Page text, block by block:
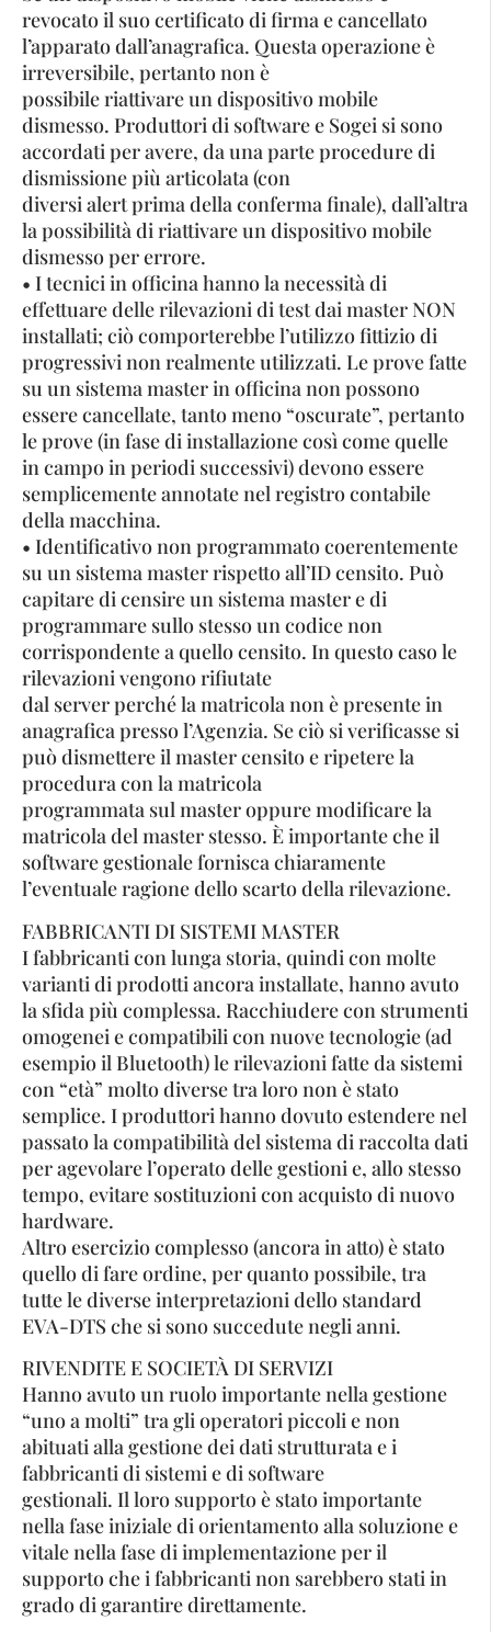
revocato il suo certificato di firma e cancellato
l’apparato dall’anagrafica. Questa operazione è
irreversibile, pertanto non è
possibile riattivare un dispositivo mobile
dismesso. Produttori di software e Sogei si sono
accordati per avere, da una parte procedure di
dismissione più articolata (con
diversi alert prima della conferma finale), dall’altra
la possibilità di riattivare un dispositivo mobile
dismesso per errore.
• I tecnici in officina hanno la necessità di
effettuare delle rilevazioni di test dai master NON
installati; ciò comporterebbe l’utilizzo fittizio di
progressivi non realmente utilizzati. Le prove fatte
su un sistema master in officina non possono
essere cancellate, tanto meno “oscurate”, pertanto
le prove (in fase di installazione così come quelle
in campo in periodi successivi) devono essere
semplicemente annotate nel registro contabile
della macchina.
• Identificativo non programmato coerentemente
su un sistema master rispetto all’ID censito. Può
capitare di censire un sistema master e di
programmare sullo stesso un codice non
corrispondente a quello censito. In questo caso le
rilevazioni vengono rifiutate
dal server perché la matricola non è presente in
anagrafica presso l’Agenzia. Se ciò si verificasse si
può dismettere il master censito e ripetere la
procedura con la matricola
programmata sul master oppure modificare la
matricola del master stesso. È importante che il
software gestionale fornisca chiaramente
l’eventuale ragione dello scarto della rilevazione.
FABBRICANTI DI SISTEMI MASTER
I fabbricanti con lunga storia, quindi con molte
varianti di prodotti ancora installate, hanno avuto
la sfida più complessa. Racchiudere con strumenti
omogenei e compatibili con nuove tecnologie (ad
esempio il Bluetooth) le rilevazioni fatte da sistemi
con “età” molto diverse tra loro non è stato
semplice. I produttori hanno dovuto estendere nel
passato la compatibilità del sistema di raccolta dati
per agevolare l’operato delle gestioni e, allo stesso
tempo, evitare sostituzioni con acquisto di nuovo
hardware.
Altro esercizio complesso (ancora in atto) è stato
quello di fare ordine, per quanto possibile, tra
tutte le diverse interpretazioni dello standard
EVA-DTS che si sono succedute negli anni.
RIVENDITE E SOCIETÀ DI SERVIZI
Hanno avuto un ruolo importante nella gestione
“uno a molti” tra gli operatori piccoli e non
abituati alla gestione dei dati strutturata e i
fabbricanti di sistemi e di software
gestionali. Il loro supporto è stato importante
nella fase iniziale di orientamento alla soluzione e
vitale nella fase di implementazione per il
supporto che i fabbricanti non sarebbero stati in
grado di garantire direttamente.